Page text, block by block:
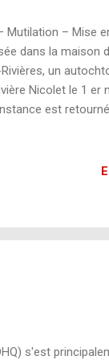
Mutilation – Mise
dans la maison
un
Nicolet le 1 er
est
meurtre. Il a
du genou et
s'est